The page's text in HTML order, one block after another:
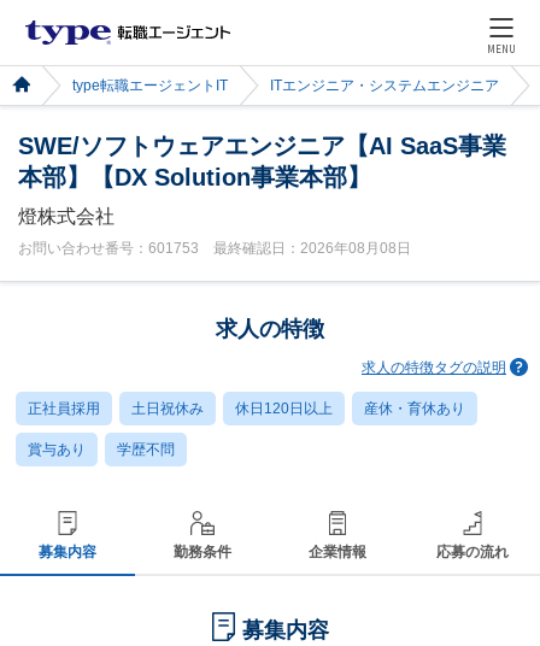
MENU
type転職エージェントIT ITエンジニア・システムエンジニア
SWE/ソフトウェアエンジニア【AI SaaS事業
本部】【DX Solution事業本部】
燈株式会社
お問い合わせ番号：601753 最終確認日：2026年08月08日
求人の特徴
求人の特徴タグの説明
正社員採用 土日祝休み 休日120日以上 産休・育休あり
賞与あり 学歴不問
募集内容 勤務条件 企業情報 応募の流れ
募集内容